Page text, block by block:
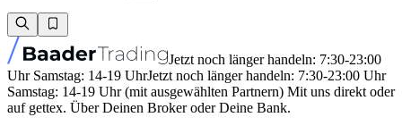
Jetzt noch länger handeln: 7:30-23:00
Uhr Samstag: 14-19 UhrJetzt noch länger handeln: 7:30-23:00 Uhr
Samstag: 14-19 Uhr (mit ausgewählten Partnern) Mit uns direkt oder
auf gettex. Über Deinen Broker oder Deine Bank.